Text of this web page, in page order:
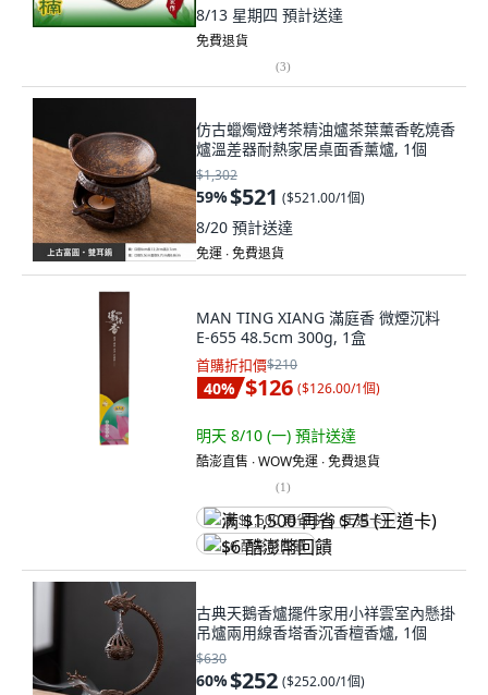
8/13 星期四 預計送達
免費退貨
(3)
仿古蠟燭燈烤茶精油爐茶葉薰香乾燒香
爐溫差器耐熱家居桌面香薰爐, 1個
$1,302
59%$521 ($521.00/1個)
8/20 預計送達
免運 ∙ 免費退貨
MAN TING XIANG 滿庭香 微煙沉料
E-655 48.5cm 300g, 1盒
首購折扣價$210
40% $126 ($126.00/1個)
明天 8/10 (一) 預計送達
酷澎直售 ∙ WOW免運 ∙ 免費退貨
(1)
满 $1,500 再省 $75 (王道卡)
$6 酷澎幣回饋
古典天鵝香爐擺件家用小祥雲室內懸掛
吊爐兩用線香塔香沉香檀香爐, 1個
$630
60%$252 ($252.00/1個)